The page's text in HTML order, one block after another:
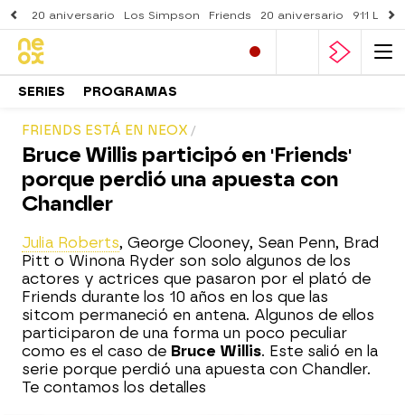
20 aniversario Los Simpson Friends 20 aniversario 911
SERIES PROGRAMAS
FRIENDS ESTÁ EN NEOX
Bruce Willis participó en 'Friends'
porque perdió una apuesta con
Chandler
Julia Roberts, George Clooney, Sean Penn, Brad
Pitt o Winona Ryder son solo algunos de los
actores y actrices que pasaron por el plató de
Friends durante los 10 años en los que las
sitcom permaneció en antena. Algunos de ellos
participaron de una forma un poco peculiar
como es el caso de Bruce Willis. Este salió en la
serie porque perdió una apuesta con Chandler.
Te contamos los detalles